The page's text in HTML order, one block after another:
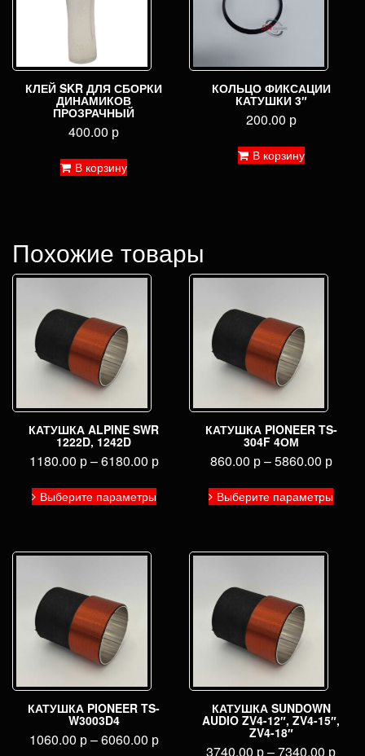
КЛЕЙ SKR ДЛЯ СБОРКИ
ДИНАМИКОВ
ПРОЗРАЧНЫЙ
400.00 р
В корзину
КОЛЬЦО ФИКСАЦИИ
КАТУШКИ 3″
200.00 р
В корзину
Похожие товары
КАТУШКА ALPINE SWR
1222D, 1242D
1180.00 р–6180.00 р
Выберите параметры
Этот
товар
вариаций.
КАТУШКА PIONEER TS-
304F 4ОМ
860.00 р–5860.00 р
Выберите параметры
Этот
товар
КАТУШКА PIONEER TS-
W3003D4
1060.00 р–6060.00 р
КАТУШКА SUNDOWN
AUDIO ZV4-12″, ZV4-15″,
ZV4-18″
3740.00 р–7340.00 р